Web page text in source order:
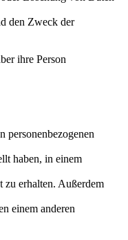
den Zweck der
ihre Person
personenbezogenen
haben, in einem
zu erhalten. Außerdem
einem anderen